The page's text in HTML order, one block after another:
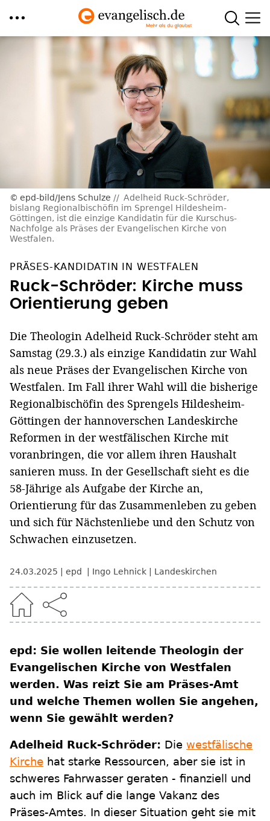
epd-bild/Jens Schulze
Adelheid Ruck-Schröder,
bislang Regionalbischöfin im Sprengel Hildesheim-
Göttingen, ist die einzige Kandidatin für die Kurschus-
Nachfolge als Präses der Evangelischen Kirche von
Westfalen.
PRÄSES-KANDIDATIN IN WESTFALEN
Ruck-Schröder: Kirche muss
Orientierung geben
Die Theologin Adelheid Ruck-Schröder steht am
Samstag (29.3.) als einzige Kandidatin zur Wahl
als neue Präses der Evangelischen Kirche von
Westfalen. Im Fall ihrer Wahl will die bisherige
Regionalbischöfin des Sprengels Hildesheim-
Göttingen der hannoverschen Landeskirche
Reformen in der westfälischen Kirche mit
voranbringen, die vor allem ihren Haushalt
sanieren muss. In der Gesellschaft sieht es die
58-Jährige als Aufgabe der Kirche an,
Orientierung für das Zusammenleben zu geben
und sich für Nächstenliebe und den Schutz von
Schwachen einzusetzen.
24.03.2025 epd Ingo Lehnick Landeskirchen
epd: Sie wollen leitende Theologin der
Evangelischen Kirche von Westfalen
werden. Was reizt Sie am Präses-Amt
und welche Themen wollen Sie angehen,
wenn Sie gewählt werden?
Adelheid Ruck-Schröder: Die westfälische
Kirche hat starke Ressourcen, aber sie ist in
schweres Fahrwasser geraten - finanziell und
auch im Blick auf die lange Vakanz des
Präses-Amtes. In dieser Situation geht sie mit